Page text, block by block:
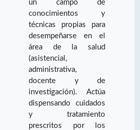
un campo de
conocimientos y
técnicas propias para
desempeñarse en el
área de la salud
(asistencial,
administrativa,
docente y de
investigación). Actúa
dispensando cuidados
y tratamiento
prescritos por los